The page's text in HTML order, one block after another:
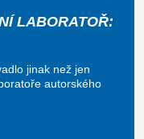
LABORATOŘ:
jinak než jen
autorského